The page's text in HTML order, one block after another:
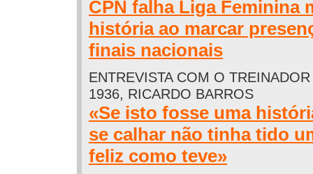
CPN falha Liga Feminina
história ao marcar
finais nacionais
ENTREVISTA COM O
1936, RICARDO BARROS
«Se isto fosse uma
se calhar não tinha tido
feliz como teve»